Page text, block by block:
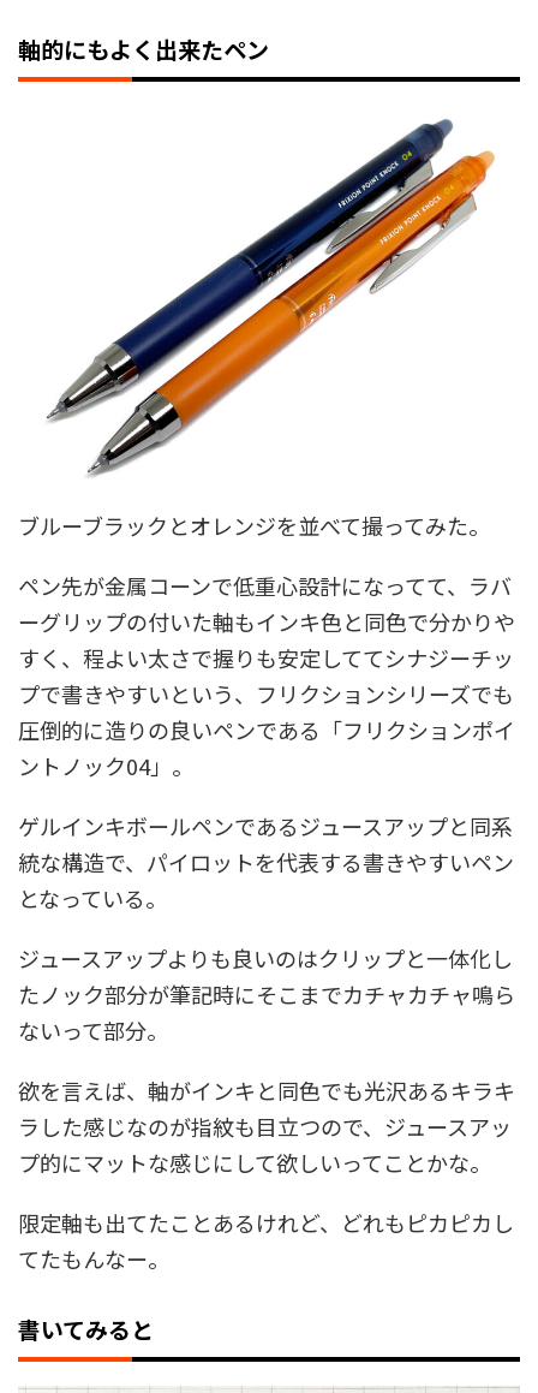
軸的にもよく出来たペン
ブルーブラックとオレンジを並べて撮ってみた。
ペン先が金属コーンで低重心設計になってて、ラバ
ーグリップの付いた軸もインキ色と同色で分かりや
すく、程よい太さで握りも安定しててシナジーチッ
プで書きやすいという、フリクションシリーズでも
圧倒的に造りの良いペンである「フリクションポイ
ントノック04」。
ゲルインキボールペンであるジュースアップと同系
統な構造で、パイロットを代表する書きやすいペン
となっている。
ジュースアップよりも良いのはクリップと一体化し
たノック部分が筆記時にそこまでカチャカチャ鳴ら
ないって部分。
欲を言えば、軸がインキと同色でも光沢あるキラキ
ラした感じなのが指紋も目立つので、ジュースアッ
プ的にマットな感じにして欲しいってことかな。
限定軸も出てたことあるけれど、どれもピカピカし
てたもんなー。
書いてみると